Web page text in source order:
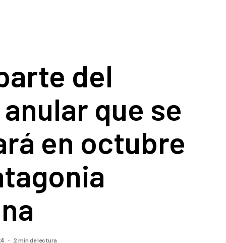
del
que se
en octubre
2 min de lectura